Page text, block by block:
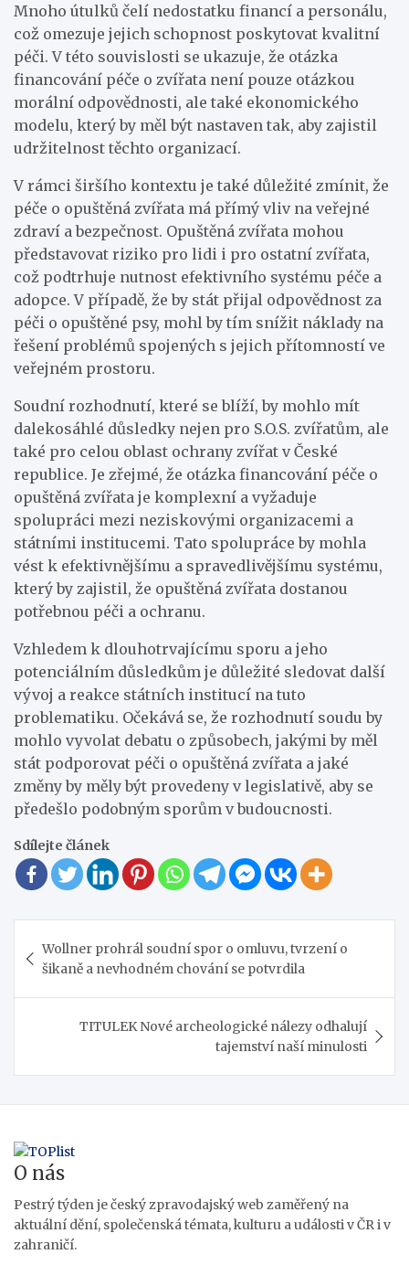
Mnoho útulků čelí nedostatku financí a personálu,
což omezuje jejich schopnost poskytovat kvalitní
péči. V této souvislosti se ukazuje, že otázka
financování péče o zvířata není pouze otázkou
morální odpovědnosti, ale také ekonomického
modelu, který by měl být nastaven tak, aby zajistil
udržitelnost těchto organizací.
V rámci širšího kontextu je také důležité zmínit, že
péče o opuštěná zvířata má přímý vliv na veřejné
zdraví a bezpečnost. Opuštěná zvířata mohou
představovat riziko pro lidi i pro ostatní zvířata,
což podtrhuje nutnost efektivního systému péče a
adopce. V případě, že by stát přijal odpovědnost za
péči o opuštěné psy, mohl by tím snížit náklady na
řešení problémů spojených s jejich přítomností ve
veřejném prostoru.
Soudní rozhodnutí, které se blíží, by mohlo mít
dalekosáhlé důsledky nejen pro S.O.S. zvířatům, ale
také pro celou oblast ochrany zvířat v České
republice. Je zřejmé, že otázka financování péče o
opuštěná zvířata je komplexní a vyžaduje
spolupráci mezi neziskovými organizacemi a
státními institucemi. Tato spolupráce by mohla
vést k efektivnějšímu a spravedlivějšímu systému,
který by zajistil, že opuštěná zvířata dostanou
potřebnou péči a ochranu.
Vzhledem k dlouhotrvajícímu sporu a jeho
potenciálním důsledkům je důležité sledovat další
vývoj a reakce státních institucí na tuto
problematiku. Očekává se, že rozhodnutí soudu by
mohlo vyvolat debatu o způsobech, jakými by měl
stát podporovat péči o opuštěná zvířata a jaké
změny by měly být provedeny v legislativě, aby se
předešlo podobným sporům v budoucnosti.
Sdílejte článek
pro
příspěvek
Wollner prohrál soudní spor o omluvu, tvrzení o
šikaně a nevhodném chování se potvrdila
TITULEK Nové archeologické nálezy odhalují
tajemství naší minulosti
O nás
Pestrý týden je český zpravodajský web zaměřený na
aktuální dění, společenská témata, kulturu a události v ČR i v
zahraničí.